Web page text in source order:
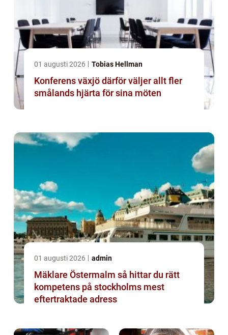
01 augusti 2026 Tobias Hellman
Konferens växjö därför väljer allt fler
smålands hjärta för sina möten
01 augusti 2026 admin
Mäklare Östermalm så hittar du rätt
kompetens på stockholms mest
eftertraktade adress